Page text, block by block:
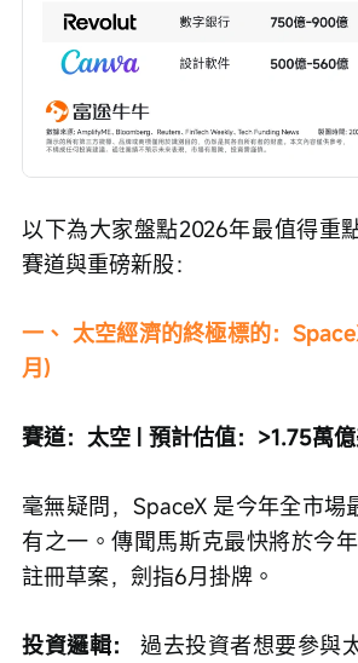
以下為大家盤點2026年最值得重
賽道與重磅新股：
一、 太空經濟的終極標的：
月)
賽道：太空 | 預計估值：>1.75萬
毫無疑問，SpaceX 是今年全市場
有之一。傳聞馬斯克最快將於今
註冊草案，劍指6月掛牌。
投資邏輯：
過去投資者想要參與